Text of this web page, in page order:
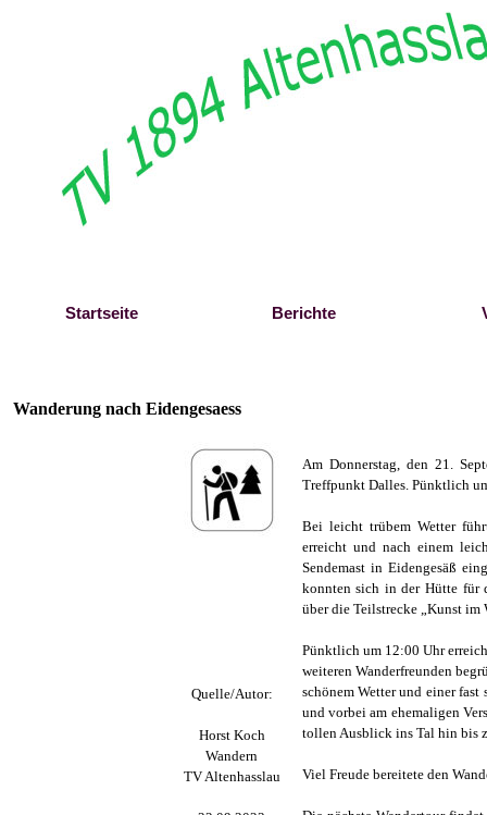
Startseite Berichte
Wanderung nach Eidengesaess
Quelle/Autor:
Horst Koch
Wandern
TV Altenhasslau
Am Donnerstag, den 21.
Treffpunkt Dalles. Pünktlich
Bei leicht trübem Wetter
erreicht und nach einem
Sendemast in Eidengesäß
konnten sich in der Hütte für
über die Teilstrecke „Kunst im
Pünktlich um 12:00 Uhr
weiteren Wanderfreunden
schönem Wetter und einer
und vorbei am ehemaligen
tollen Ausblick ins Tal hin bis
Viel Freude bereitete den